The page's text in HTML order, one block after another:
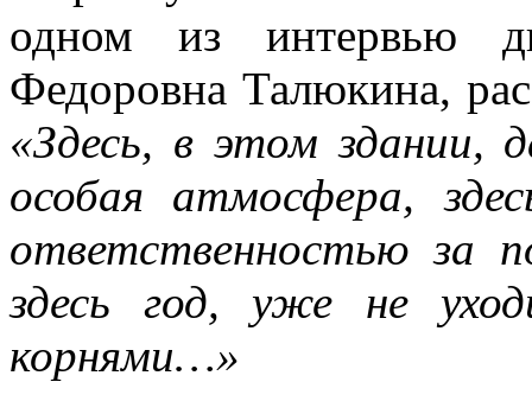
одном из интервью
Федоровна Талюкина,
«Здесь, в этом здании,
особая атмосфера,
ответственностью за
здесь год, уже не
корнями…»